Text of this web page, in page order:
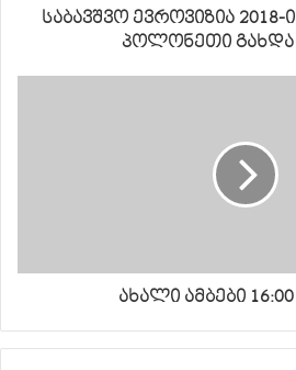
საბავშვო ევროვიზია
პოლონეთი გახდა
ახალი ამბები 16:00